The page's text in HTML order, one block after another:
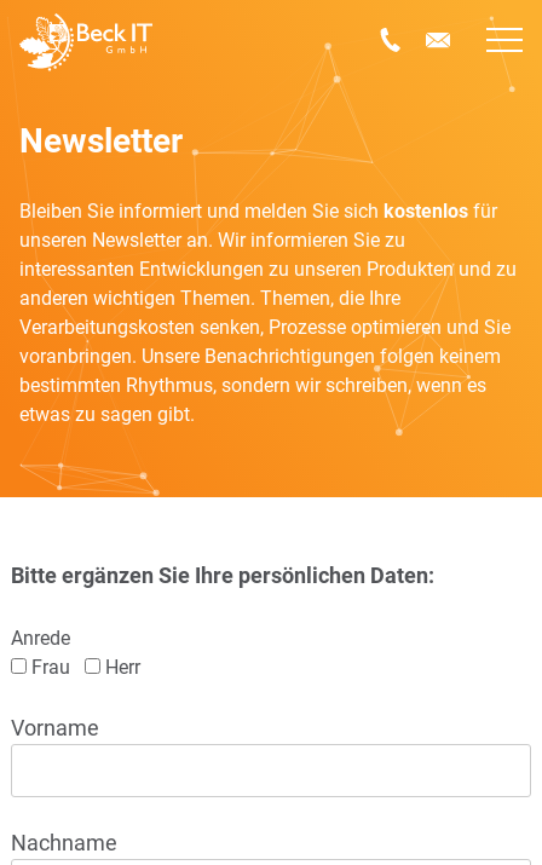
Newsletter
Bleiben Sie informiert und melden Sie sich kostenlosfür
unseren Newsletter an. Wir informieren Sie zu
interessanten Entwicklungen zu unseren Produkten und zu
anderen wichtigen Themen. Themen, die Ihre
Verarbeitungskosten senken, Prozesse optimieren und Sie
voranbringen. Unsere Benachrichtigungen folgen keinem
bestimmten Rhythmus, sondern wir schreiben, wenn es
etwas zu sagen gibt.
Bitte ergänzen Sie Ihre persönlichen Daten:
Anrede
Frau
Herr
Vorname
Nachname